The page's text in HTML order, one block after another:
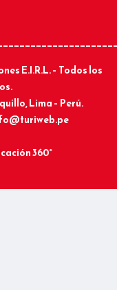
E.I.R.L. – Todos los
Lima – Perú.
360°